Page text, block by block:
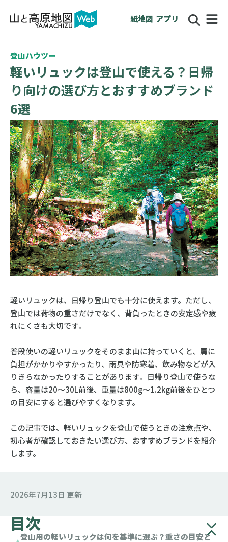
紙地図 アプリ
登山ハウツー
軽いリュックは登山で使える？日帰
り向けの選び方とおすすめブランド
6選
軽いリュックは、日帰り登山でも十分に使えます。ただし、
登山では荷物の重さだけでなく、背負ったときの安定感や疲
れにくさも大切です。
普段使いの軽いリュックをそのまま山に持っていくと、肩に
負担がかかりやすかったり、雨具や防寒着、飲み物などが入
りきらなかったりすることがあります。日帰り登山で使うな
ら、容量は20〜30L前後、重量は800g〜1.2kg前後をひとつ
の目安にすると選びやすくなります。
この記事では、軽いリュックを登山で使うときの注意点や、
初心者が確認しておきたい選び方、おすすめブランドを紹介
します。
2026年7月13日 更新
目次
登山用の軽いリュックは何を基準に選ぶ？重さの目安と